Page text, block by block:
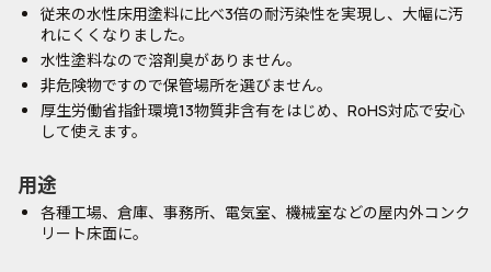
従来の水性床用塗料に比べ3倍の耐汚染性を実現し、大幅に汚
れにくくなりました。
水性塗料なので溶剤臭がありません。
非危険物ですので保管場所を選びません。
厚生労働省指針環境13物質非含有をはじめ、RoHS対応で安心
して使えます。
用途
各種工場、倉庫、事務所、電気室、機械室などの屋内外コンク
リート床面に。